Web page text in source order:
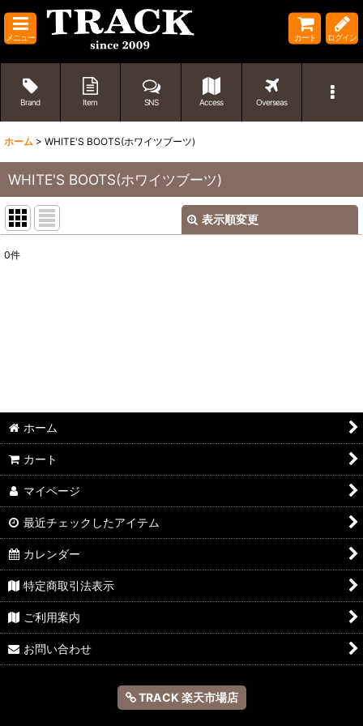
メニュー カート ログイン
Brand Item SNS Access Overseas
ホーム > WHITE'S BOOTS(ホワイツブーツ)
WHITE'S BOOTS(ホワイツブーツ)
表示順変更
0件
ホーム
カート
マイページ
最近チェックしたアイテム
カレンダー
特定商取引法表示
ご利用案内
お問い合わせ
TRACK 楽天市場店